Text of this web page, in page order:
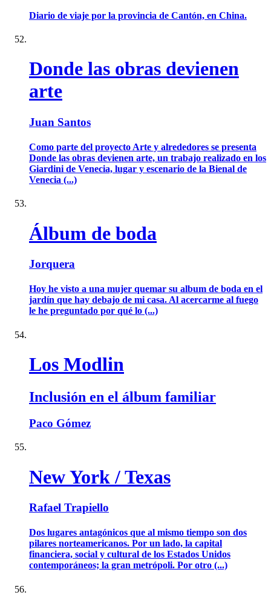
Diario de viaje por la provincia de Cantón, en China.
Donde las obras devienen
arte
Juan Santos
Como parte del proyecto Arte y alrededores se presenta
Donde las obras devienen arte, un trabajo realizado en los
Giardini de Venecia, lugar y escenario de la Bienal de
Venecia (...)
Álbum de boda
Jorquera
Hoy he visto a una mujer quemar su album de boda en el
jardín que hay debajo de mi casa. Al acercarme al fuego
le he preguntado por qué lo (...)
Los Modlin
Inclusión en el álbum familiar
Paco Gómez
New York / Texas
Rafael Trapiello
Dos lugares antagónicos que al mismo tiempo son dos
pilares norteamericanos. Por un lado, la capital
financiera, social y cultural de los Estados Unidos
contemporáneos; la gran metrópoli. Por otro (...)